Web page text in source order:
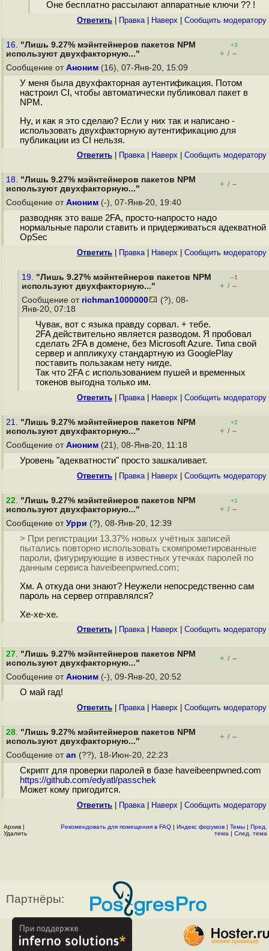
Оне бесплатно рассылают аппаратные ключи ?? !
Ответить Правка| Наверх Cообщить модератору
16. "Лишь 9.27% мэйнтейнеров пакетов NPM
используют двухфакторную..."
+3
+ / –
Сообщение от Аноним (16), 07-Янв-20, 15:09
У меня была двухфакторная аутентификация. Потом
настроил CI, чтобы автоматически публиковал пакет в
NPM.
Ну, и как я это сделаю? Если у них так и написано -
использовать двухфакторную аутентификацию для
публикации из CI нельзя.
Ответить Правка| Наверх Cообщить модератору
18. "Лишь 9.27% мэйнтейнеров пакетов NPM
используют двухфакторную..."
+ / –
Сообщение от Аноним (-), 07-Янв-20, 19:40
разводняк это ваше 2FA, просто-напросто надо
нормальные пароли ставить и придерживаться адекватной
OpSec
Ответить Правка| Наверх Cообщить модератору
19. "Лишь 9.27% мэйнтейнеров пакетов NPM
используют двухфакторную..."
–1
+ / –
Сообщение от richman1000000
(?), 08-
Янв-20, 07:18
Чувак, вот с языка правду сорвал. + тебе.
2FA действительно является разводом. Я пробовал
сделать 2FA в домене, без Microsoft Azure. Типа свой
сервер и аппликуху стандартную из GooglePlay
поставить пользакам нету нигде.
Так что 2FA с использованием пушей и временных
токенов выгодна только им.
Ответить Правка| Наверх Cообщить модератору
21. "Лишь 9.27% мэйнтейнеров пакетов NPM
используют двухфакторную..."
+2
+ / –
Сообщение от Аноним (21), 08-Янв-20, 11:18
Уровень "адекватности" просто зашкаливает.
Ответить Правка| Наверх Cообщить модератору
22. "Лишь 9.27% мэйнтейнеров пакетов NPM
используют двухфакторную..."
+1
+ / –
Сообщение от Урри (?), 08-Янв-20, 12:39
> При регистрации 13.37% новых учётных записей
пытались повторно использовать скомпрометированные
пароли, фигурирующие в известных утечках паролей по
данным сервиса haveibeenpwned.com;
Хм. А откуда они знают? Неужели непосредственно сам
пароль на сервер отправлялся?
Хе-хе-хе.
Ответить Правка| Наверх Cообщить модератору
27. "Лишь 9.27% мэйнтейнеров пакетов NPM
используют двухфакторную..."
+ / –
Сообщение от Аноним (-), 09-Янв-20, 20:52
О май гад!
Ответить Правка| Наверх Cообщить модератору
28. "Лишь 9.27% мэйнтейнеров пакетов NPM
используют двухфакторную..."
+ / –
Сообщение от an (??), 18-Июн-20, 22:23
Скрипт для проверки паролей в базе haveibeenpwned.com
https://github.com/edyatl/passchek
Может кому пригодится.
Ответить Правка| Наверх Cообщить модератору
Архив |
Удалить
Рекомендовать для помещения в FAQ | Индекс форумов | Темы | Пред.
тема | След. тема
Партнёры: